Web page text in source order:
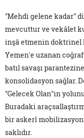
"Mehdi gelene kadar"
mevcuttur ve vekâlet
inşâ etmenin doktrinel
Yemen'e uzanan
batıl savaşı
konsolidasyon sağlar.
"Gelecek Olan"ın
Buradaki
bir askerî
saklıdır.